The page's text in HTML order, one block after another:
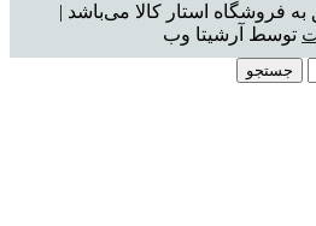
فروشگاه استار کالا می‌باشد |
توسط آرشیتا وب
جستجو